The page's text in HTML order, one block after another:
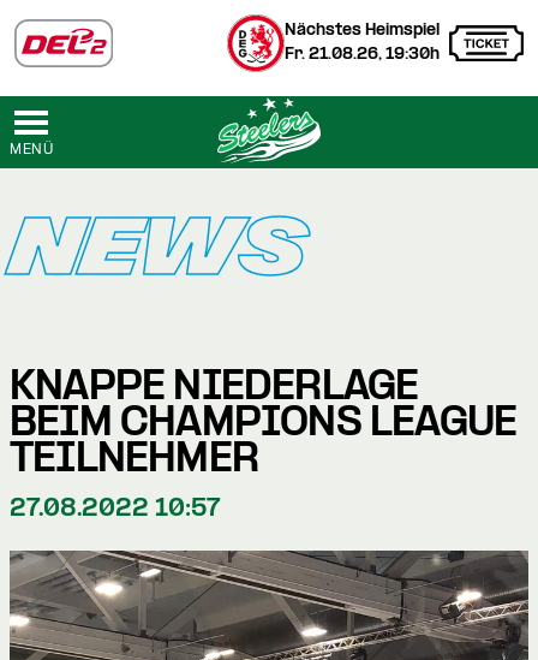
Nächstes Heimspiel
Fr. 21.08.26, 19:30h
MENÜ
NEWS
KNAPPE NIEDERLAGE
BEIM CHAMPIONS LEAGUE
TEILNEHMER
27.08.2022 10:57